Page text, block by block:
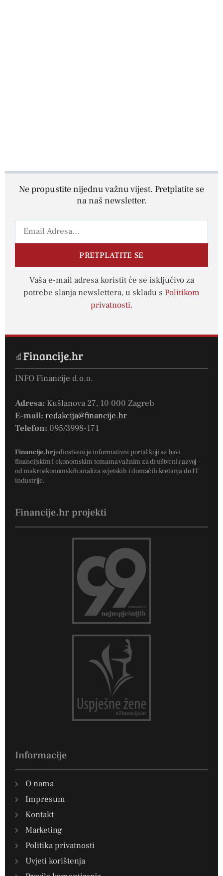
Ne propustite nijednu važnu vijest. Pretplatite se
na naš newsletter.
PRETPLATITE SE
Vaša e-mail adresa koristit će se isključivo za
potrebe slanja newslettera, u skladu s Politikom
privatnosti.
INFO Financije d.o.o.
Adresa: Kušlanova 27, 10 000 Zagreb
E-mail: redakcija@financije.hr
Telefon: 095/3998-171
Financije.hrjedinstveni je informativni portal koji se bavi
financijskim i ekonomskim temama važnim za društveni razvoj –
od makroekonomskih analiza svjetskih i domaćih kretanja do IT
industrije.
Financije.hr projekti
Informacije
O nama
Impresum
Kontakt
Marketing
Politika privatnosti
Uvjeti korištenja